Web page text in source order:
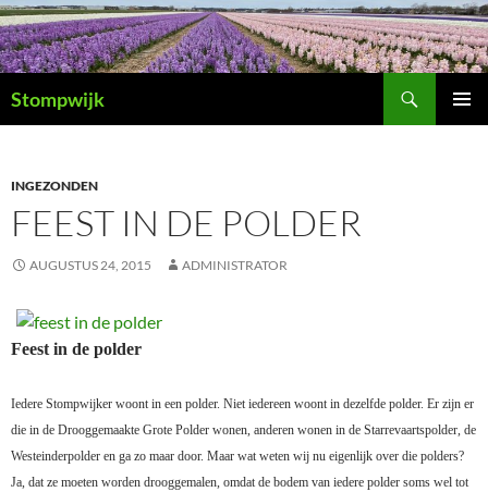
Ga
naar
de
inhoud
Stompwijk
INGEZONDEN
FEEST IN DE POLDER
AUGUSTUS 24, 2015 ADMINISTRATOR
Feest in de polder
Iedere Stompwijker woont in een polder. Niet iedereen woont in dezelfde polder. Er zijn er
die in de Drooggemaakte Grote Polder wonen, anderen wonen in de Starrevaartspolder, de
Westeinderpolder en ga zo maar door. Maar wat weten wij nu eigenlijk over die polders?
Ja, dat ze moeten worden drooggemalen, omdat de bodem van iedere polder soms wel tot